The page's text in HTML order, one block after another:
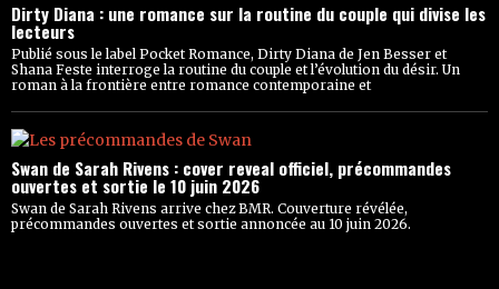
Dirty Diana : une romance sur la routine du couple qui divise les
lecteurs
Publié sous le label Pocket Romance, Dirty Diana de Jen Besser et
Shana Feste interroge la routine du couple et l’évolution du désir. Un
roman à la frontière entre romance contemporaine et
Swan de Sarah Rivens : cover reveal officiel, précommandes
ouvertes et sortie le 10 juin 2026
Swan de Sarah Rivens arrive chez BMR. Couverture révélée,
précommandes ouvertes et sortie annoncée au 10 juin 2026.